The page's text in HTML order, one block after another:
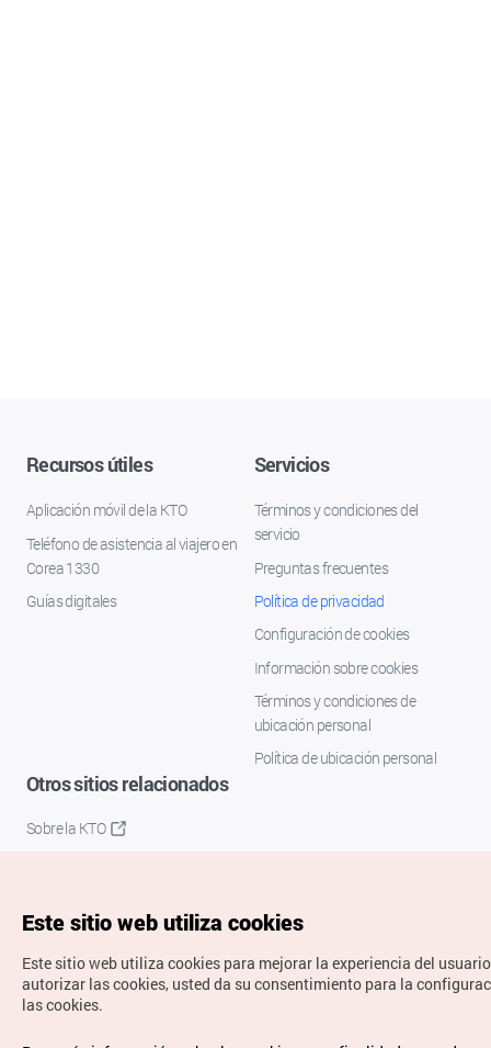
Recursos útiles
Aplicación móvil de la KTO
Teléfono de asistencia al viajero en
Corea 1330
Guías digitales
Servicios
Términos y condiciones del
servicio
Preguntas frecuentes
Política de privacidad
Configuración de cookies
Información sobre cookies
Términos y condiciones de
ubicación personal
Política de ubicación personal
Otros sitios relacionados
Sobre la KTO
Copyrights © Organización de Turismo de Corea. Todos los
Este sitio web utiliza cookies
Este sitio web utiliza cookies para mejorar la experiencia del
autorizar las cookies, usted da su consentimiento para la
las cookies.